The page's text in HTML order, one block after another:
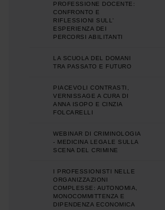
PROFESSIONE DOCENTE:
CONFRONTO E
RIFLESSIONI SULL'
ESPERIENZA DEI
PERCORSI ABILITANTI
LA SCUOLA DEL DOMANI
TRA PASSATO E FUTURO
PIACEVOLI CONTRASTI,
VERNISSAGE A CURA DI
ANNA ISOPO E CINZIA
FOLCARELLI
WEBINAR DI CRIMINOLOGIA
- MEDICINA LEGALE SULLA
SCENA DEL CRIMINE
I PROFESSIONISTI NELLE
ORGANIZZAZIONI
COMPLESSE: AUTONOMIA,
MONOCOMMITTENZA E
DIPENDENZA ECONOMICA